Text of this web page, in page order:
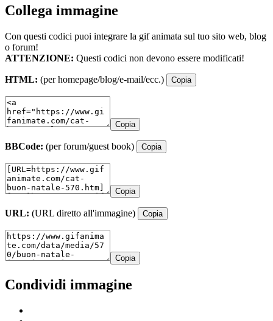
Collega immagine
Con questi codici puoi integrare la gif animata sul tuo sito web, blog
o forum!
ATTENZIONE: Questi codici non devono essere modificati!
HTML: (per homepage/blog/e-mail/ecc.) Copia
Copia
BBCode: (per forum/guest book) Copia
Copia
URL: (URL diretto all'immagine) Copia
Copia
Condividi immagine